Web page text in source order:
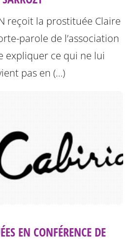
reçoit la prostituée Claire
parole de l’association
expliquer ce qui ne lui
pas en (…)
EN CONFÉRENCE DE